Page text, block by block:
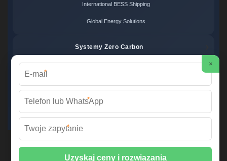
International BESS Shipping
Global Energy Solutions
Systemy Zero Carbon
Zero Carbon Energy
Ekologiczne rozwiązania OZE
Wirtualna Elektrownia Polska ©
Mapa strony
📞 +48 22 378 45 12 | ✉️info@fabrykawspomnien.waw.pl
×
*
*
*